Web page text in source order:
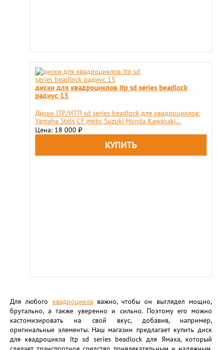
диски для квадроциклов itp sd series beadlock
радиус 15
Диски ITP/ИТП sd series beadlock для квадроциклов:
Yamaha Stels CF moto Suzuki Honda Kawasaki...
Цена: 18 000 ₽
Для любого квадроцикла важно, чтобы он выглядел мощно,
брутально, а также уверенно и сильно. Поэтому его можно
кастомизировать на свой вкус, добавив, например,
оригинальные элементы. Наш магазин предлагает купить диск
для квадроцикла Itp sd series beadlock для Ямаха, который